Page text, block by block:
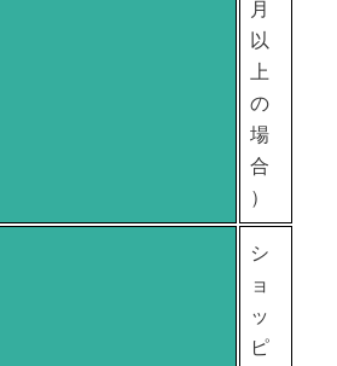
月
以
上
の
場
合
）
シ
ョ
ッ
ピ